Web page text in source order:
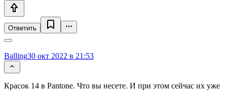
Ответить
Balling30 окт 2022 в 21:53
Красок 14 в Pantone. Что вы несете. И при этом сейчас их уже